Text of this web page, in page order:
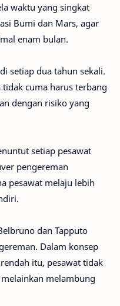
waktu yang singkat
Bumi dan Mars, agar
enam bulan.
setiap dua tahun sekali.
cuma harus terbang
dengan risiko yang
setiap pesawat
pengereman
pesawat melaju lebih
dan Tapputo
Dalam konsep
itu, pesawat tidak
melambung